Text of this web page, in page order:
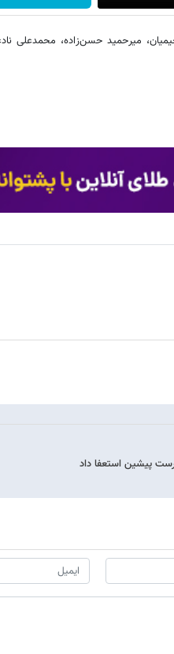
میرحمید حسن‌زاده، محمدعلی
پیشین استعفا داد